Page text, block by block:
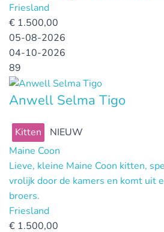
Friesland
€ 1.500,00
05-08-2026
04-10-2026
89
Anwell Selma Tigo
Kitten
NIEUW
Maine Coon
Lieve, kleine Maine Coon kitten,
vrolijk door de kamers en komt uit
broers.
Friesland
€ 1.500,00